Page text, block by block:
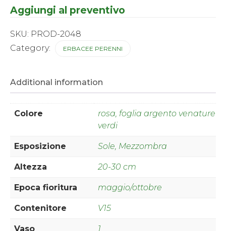
Peppermint
quantity
Aggiungi al preventivo
SKU: PROD-2048
Category:
ERBACEE PERENNI
Additional information
Colore
rosa, foglia argento venature
verdi
Esposizione Sole, Mezzombra
Altezza 20-30 cm
Epoca fioritura maggio/ottobre
Contenitore V15
Vaso 1